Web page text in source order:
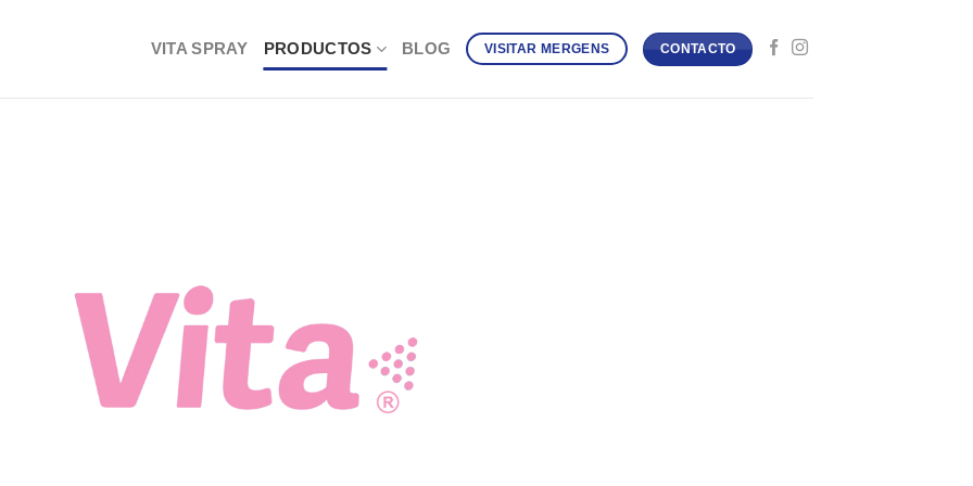
VITA SPRAY PRODUCTOS BLOG VISITAR MERGENS CONTACTO